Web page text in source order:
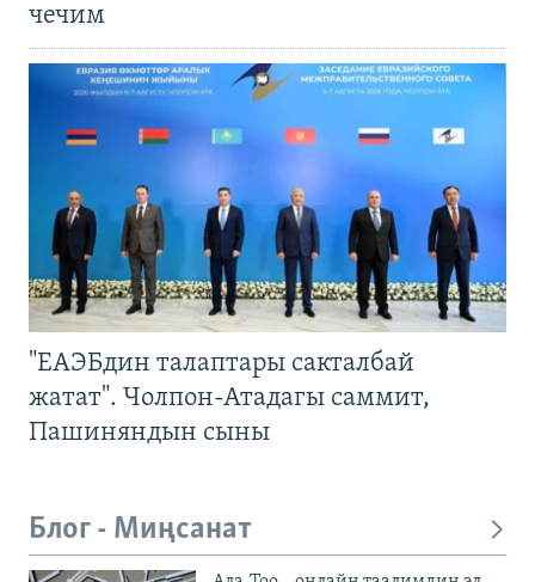
чечим
"ЕАЭБдин талаптары сакталбай
жатат". Чолпон-Атадагы саммит,
Пашиняндын сыны
Блог - Миңсанат